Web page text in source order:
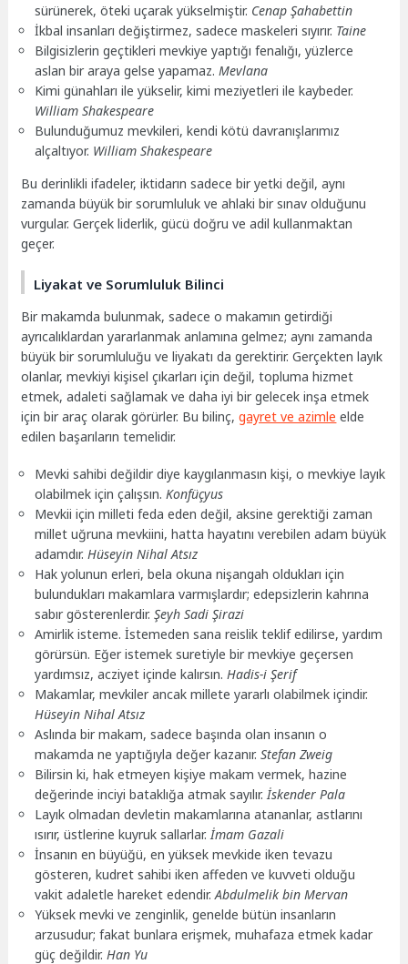
sürünerek, öteki uçarak yükselmiştir. Cenap Şahabettin
İkbal insanları değiştirmez, sadece maskeleri sıyırır. Taine
Bilgisizlerin geçtikleri mevkiye yaptığı fenalığı, yüzlerce
aslan bir araya gelse yapamaz. Mevlana
Kimi günahları ile yükselir, kimi meziyetleri ile kaybeder.
William Shakespeare
Bulunduğumuz mevkileri, kendi kötü davranışlarımız
alçaltıyor. William Shakespeare
Bu derinlikli ifadeler, iktidarın sadece bir yetki değil, aynı
zamanda büyük bir sorumluluk ve ahlaki bir sınav olduğunu
vurgular. Gerçek liderlik, gücü doğru ve adil kullanmaktan
geçer.
Liyakat ve Sorumluluk Bilinci
Bir makamda bulunmak, sadece o makamın getirdiği
ayrıcalıklardan yararlanmak anlamına gelmez; aynı zamanda
büyük bir sorumluluğu ve liyakatı da gerektirir. Gerçekten layık
olanlar, mevkiyi kişisel çıkarları için değil, topluma hizmet
etmek, adaleti sağlamak ve daha iyi bir gelecek inşa etmek
için bir araç olarak görürler. Bu bilinç,gayret ve azimle elde
edilen başarıların temelidir.
Mevki sahibi değildir diye kaygılanmasın kişi, o mevkiye layık
olabilmek için çalışsın.Konfüçyus
Mevkii için milleti feda eden değil, aksine gerektiği zaman
millet uğruna mevkiini, hatta hayatını verebilen adam büyük
adamdır.Hüseyin Nihal Atsız
Hak yolunun erleri, bela okuna nişangah oldukları için
bulundukları makamlara varmışlardır; edepsizlerin kahrına
sabır gösterenlerdir.Şeyh Sadi Şirazi
Amirlik isteme. İstemeden sana reislik teklif edilirse, yardım
görürsün. Eğer istemek suretiyle bir mevkiye geçersen
yardımsız, acziyet içinde kalırsın.Hadis-i Şerif
Makamlar, mevkiler ancak millete yararlı olabilmek içindir.
Hüseyin Nihal Atsız
Aslında bir makam, sadece başında olan insanın o
makamda ne yaptığıyla değer kazanır.Stefan Zweig
Bilirsin ki, hak etmeyen kişiye makam vermek, hazine
değerinde inciyi bataklığa atmak sayılır.İskender Pala
Layık olmadan devletin makamlarına atananlar, astlarını
ısırır, üstlerine kuyruk sallarlar.İmam Gazali
İnsanın en büyüğü, en yüksek mevkide iken tevazu
gösteren, kudret sahibi iken affeden ve kuvveti olduğu
vakit adaletle hareket edendir.Abdulmelik bin Mervan
Yüksek mevki ve zenginlik, genelde bütün insanların
arzusudur; fakat bunlara erişmek, muhafaza etmek kadar
güç değildir.Han Yu